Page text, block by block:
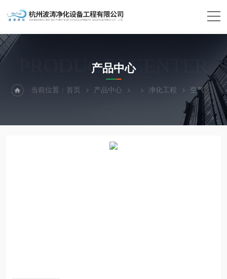
PRODUCTS CENTER
产品中心
当前位置：首页 产品中心 净化工程 空气净化工程厂家